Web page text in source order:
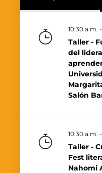
10:30 a.m.
Taller -
del
Salón
10:30 a.m.
Taller -
Fest
Nahomi